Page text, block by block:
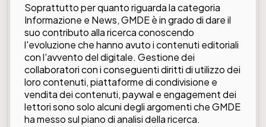
Soprattutto per quanto riguarda la categoria
Informazione e News, GMDE è in grado di dare il
suo contributo alla ricerca conoscendo
l'evoluzione che hanno avuto i contenuti editoriali
con l'avvento del digitale. Gestione dei
collaboratori con i conseguenti diritti di utilizzo dei
loro contenuti, piattaforme di condivisione e
vendita dei contenuti, paywal e engagement dei
lettori sono solo alcuni degli argomenti che GMDE
ha messo sul piano di analisi della ricerca.